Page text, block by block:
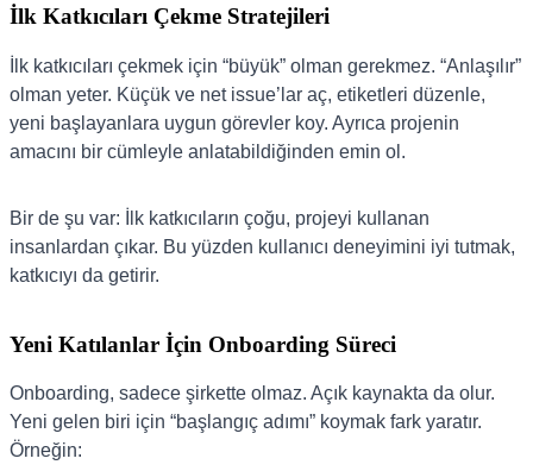
İlk Katkıcıları Çekme Stratejileri
İlk katkıcıları çekmek için “büyük” olman gerekmez. “Anlaşılır”
olman yeter. Küçük ve net issue’lar aç, etiketleri düzenle,
yeni başlayanlara uygun görevler koy. Ayrıca projenin
amacını bir cümleyle anlatabildiğinden emin ol.
Bir de şu var: İlk katkıcıların çoğu, projeyi kullanan
insanlardan çıkar. Bu yüzden kullanıcı deneyimini iyi tutmak,
katkıcıyı da getirir.
Yeni Katılanlar İçin Onboarding Süreci
Onboarding, sadece şirkette olmaz. Açık kaynakta da olur.
Yeni gelen biri için “başlangıç adımı” koymak fark yaratır.
Örneğin: